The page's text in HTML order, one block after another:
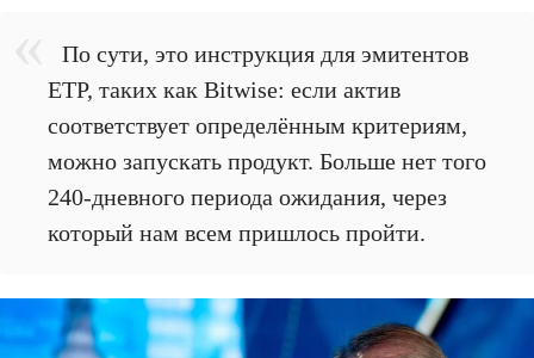
По сути, это инструкция для эмитентов
ETP, таких как Bitwise: если актив
соответствует определённым критериям,
можно запускать продукт. Больше нет того
240-дневного периода ожидания, через
который нам всем пришлось пройти.